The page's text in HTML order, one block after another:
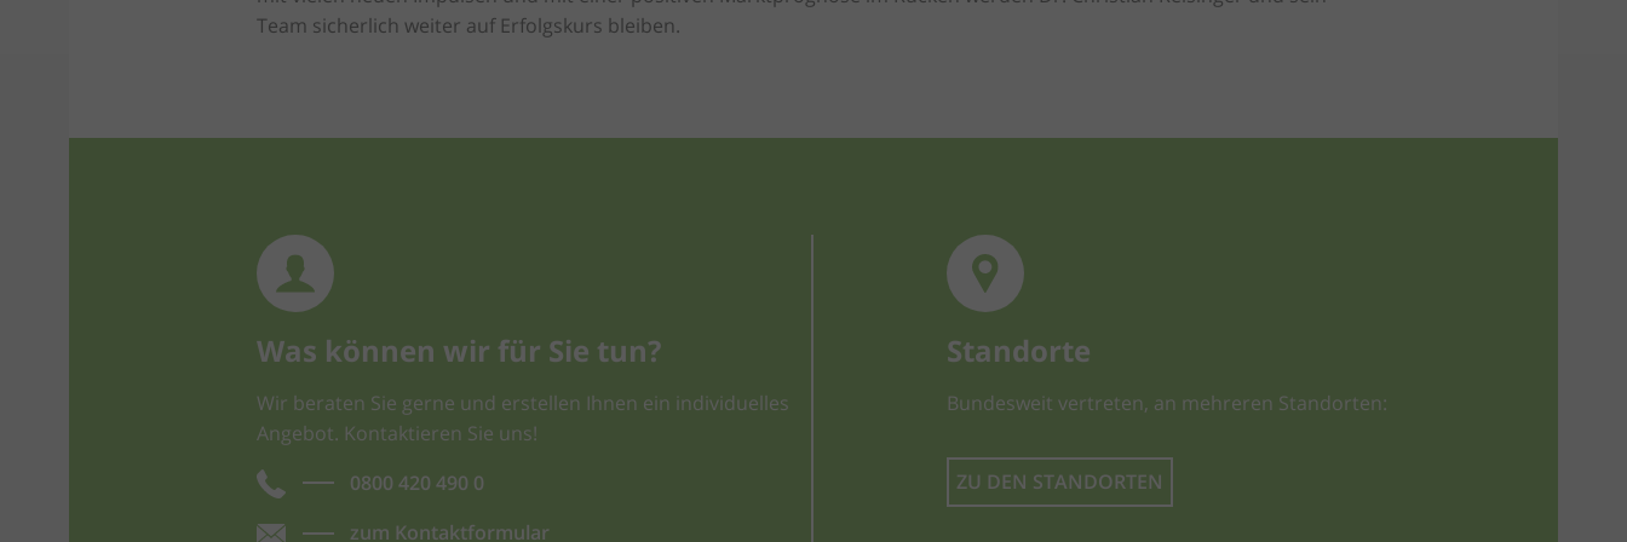
Team sicherlich weiter auf Erfolgskurs bleiben.
Was können wir für Sie tun?
Wir beraten Sie gerne und erstellen Ihnen ein individuelles
Angebot. Kontaktieren Sie uns!
0800 420 490 0
zum Kontaktformular
Standorte
Bundesweit vertreten, an mehreren Standorten:
ZU DEN STANDORTEN